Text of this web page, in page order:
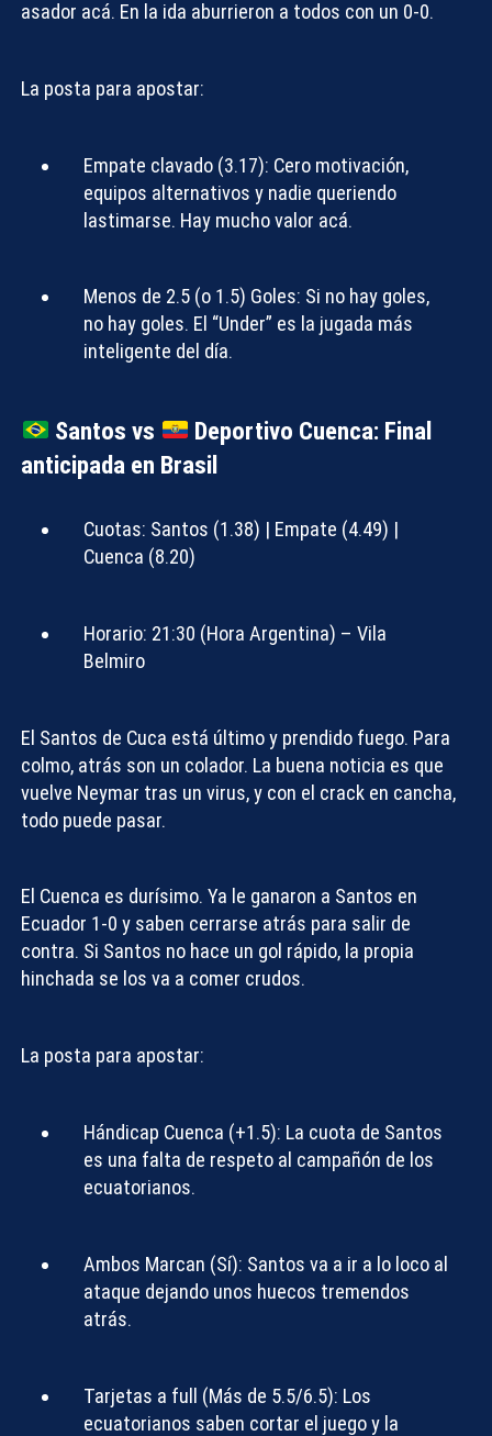
asador acá. En la ida aburrieron a todos con un 0-0.
La posta para apostar:
Empate clavado (3.17): Cero motivación,
equipos alternativos y nadie queriendo
lastimarse. Hay mucho valor acá.
Menos de 2.5 (o 1.5) Goles: Si no hay goles,
no hay goles. El “Under” es la jugada más
inteligente del día.
Santos vs
Deportivo Cuenca: Final
anticipada en Brasil
Cuotas: Santos (1.38) | Empate (4.49) |
Cuenca (8.20)
Horario: 21:30 (Hora Argentina) – Vila
Belmiro
El Santos de Cuca está último y prendido fuego. Para
colmo, atrás son un colador. La buena noticia es que
vuelve Neymar tras un virus, y con el crack en cancha,
todo puede pasar.
El Cuenca es durísimo. Ya le ganaron a Santos en
Ecuador 1-0 y saben cerrarse atrás para salir de
contra. Si Santos no hace un gol rápido, la propia
hinchada se los va a comer crudos.
La posta para apostar:
Hándicap Cuenca (+1.5): La cuota de Santos
es una falta de respeto al campañón de los
ecuatorianos.
Ambos Marcan (Sí): Santos va a ir a lo loco al
ataque dejando unos huecos tremendos
atrás.
Tarjetas a full (Más de 5.5/6.5): Los
ecuatorianos saben cortar el juego y la